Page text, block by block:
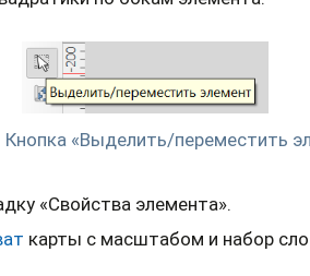
Кнопка «Выделить/переместить
«Свойства элемента».
карты с масштабом и набор